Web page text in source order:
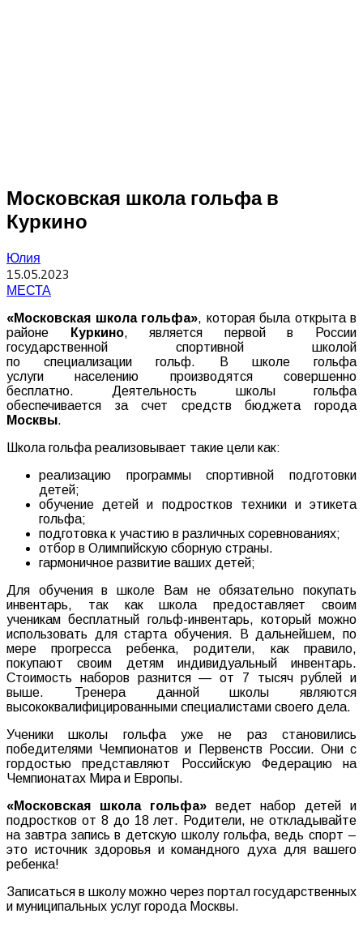
Московская школа гольфа в
Куркино
Юлия
15.05.2023
МЕСТА
«Московская школа гольфа», которая была открыта в
районе
Куркино, является первой в России
государственной спортивной школой
по специализации гольф. В школе гольфа
услуги населению производятся совершенно
бесплатно. Деятельность школы гольфа
обеспечивается за счет средств бюджета города
Москвы.
Школа гольфа реализовывает такие цели как:
реализацию программы спортивной подготовки
детей;
обучение детей и подростков техники и этикета
гольфа;
подготовка к участию в различных соревнованиях;
отбор в Олимпийскую сборную страны.
гармоничное развитие ваших детей;
Для обучения в школе Вам не обязательно покупать
инвентарь, так как школа предоставляет своим
ученикам бесплатный гольф-инвентарь, который можно
использовать для старта обучения. В дальнейшем, по
мере прогресса ребенка, родители, как правило,
покупают своим детям индивидуальный инвентарь.
Стоимость наборов разнится — от 7 тысяч рублей и
выше. Тренера данной школы являются
высококвалифицированными специалистами своего дела.
Ученики школы гольфа уже не раз становились
победителями Чемпионатов и Первенств России. Они с
гордостью представляют Российскую Федерацию на
Чемпионатах Мира и Европы.
«Московская школа гольфа»ведет набор детей и
подростков от 8 до 18 лет. Родители, не откладывайте
на завтра запись в детскую школу гольфа, ведь спорт –
это источник здоровья и командного духа для вашего
ребенка!
Записаться в школу можно через портал государственных
и муниципальных услуг города Москвы.